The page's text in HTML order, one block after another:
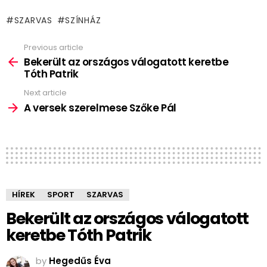
SZARVAS SZÍNHÁZ
more
Previous article
Bekerült az országos válogatott keretbe
Tóth Patrik
Next article
A versek szerelmese Szőke Pál
HÍREK SPORT SZARVAS
Bekerült az országos válogatott
keretbe Tóth Patrik
by Hegedűs Éva